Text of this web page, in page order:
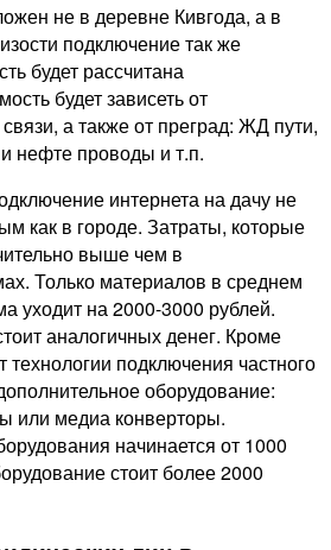
не в деревне Кивгода, а в
подключение так же
будет рассчитана
будет зависеть от
а также от преград: ЖД пути,
нефте проводы и т.п.
интернета на дачу не
как в городе. Затраты, которые
выше чем в
Только материалов в среднем
уходит на 2000-3000 рублей.
аналогичных денег. Кроме
технологии подключения частного
оборудование:
или медиа конверторы.
начинается от 1000
стоит более 2000